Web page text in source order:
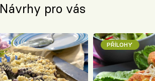
Návrhy pro vás
PŘÍLOHY